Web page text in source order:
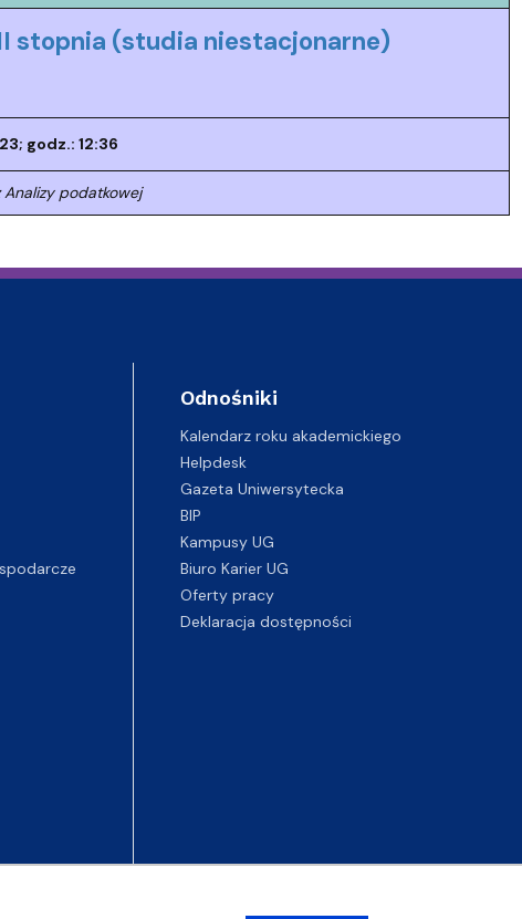
II stopnia (studia niestacjonarne)
godz.: 12:36
Analizy podatkowej
Odnośniki
Kalendarz roku akademickiego
Helpdesk
Gazeta Uniwersytecka
BIP
Kampusy UG
Biuro Karier UG
Oferty pracy
Deklaracja dostępności